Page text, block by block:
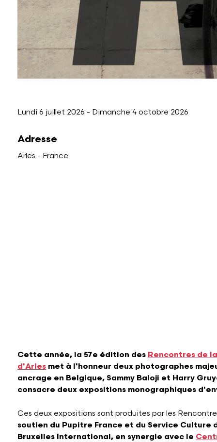
Lundi 6 juillet 2026 - Dimanche 4 octobre 2026
Adresse
Arles - France
Cette année, la 57e édition des Rencontres de
d'Arles met à l'honneur deux photographes
ancrage en Belgique, Sammy Baloji et Harry
consacre deux expositions monographiques
Ces deux expositions sont produites par les
soutien du Pupitre France et du Service Culture
Bruxelles International, en synergie avec le